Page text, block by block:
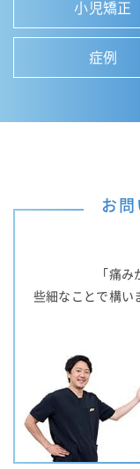
小児矯正
症例
お問
「痛
些細なことで構い